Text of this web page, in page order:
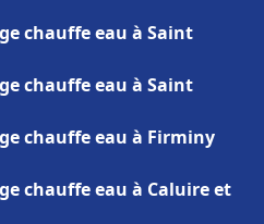
chauffe eau à Saint
chauffe eau à Saint
chauffe eau à Firminy
chauffe eau à Caluire et